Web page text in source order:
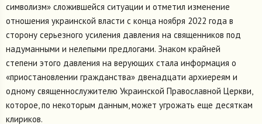
символизм» сложившейся ситуации и отметил изменение
отношения украинской власти с конца ноября 2022 года в
сторону серьезного усиления давления на священников под
надуманными и нелепыми предлогами. Знаком крайней
степени этого давления на верующих стала информация о
«приостановлении гражданства» двенадцати архиереям и
одному священнослужителю Украинской Православной Церкви,
которое, по некоторым данным, может угрожать еще десяткам
клириков.